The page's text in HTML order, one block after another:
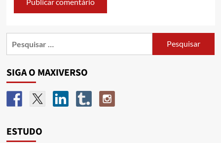
SIGA O MAXIVERSO
ESTUDO